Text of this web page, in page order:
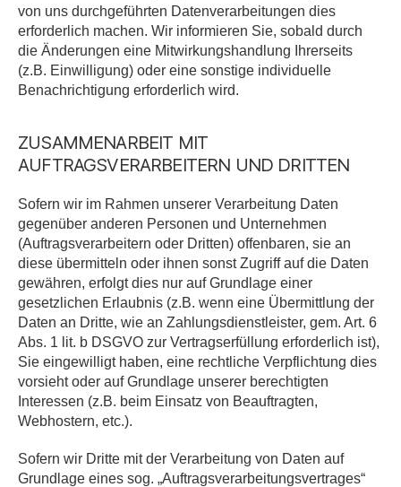
von uns durchgeführten Datenverarbeitungen dies
erforderlich machen. Wir informieren Sie, sobald durch
die Änderungen eine Mitwirkungshandlung Ihrerseits
(z.B. Einwilligung) oder eine sonstige individuelle
Benachrichtigung erforderlich wird.
ZUSAMMENARBEIT MIT
AUFTRAGSVERARBEITERN UND DRITTEN
Sofern wir im Rahmen unserer Verarbeitung Daten
gegenüber anderen Personen und Unternehmen
(Auftragsverarbeitern oder Dritten) offenbaren, sie an
diese übermitteln oder ihnen sonst Zugriff auf die Daten
gewähren, erfolgt dies nur auf Grundlage einer
gesetzlichen Erlaubnis (z.B. wenn eine Übermittlung der
Daten an Dritte, wie an Zahlungsdienstleister, gem. Art. 6
Abs. 1 lit. b DSGVO zur Vertragserfüllung erforderlich ist),
Sie eingewilligt haben, eine rechtliche Verpflichtung dies
vorsieht oder auf Grundlage unserer berechtigten
Interessen (z.B. beim Einsatz von Beauftragten,
Webhostern, etc.).
Sofern wir Dritte mit der Verarbeitung von Daten auf
Grundlage eines sog. „Auftragsverarbeitungsvertrages“